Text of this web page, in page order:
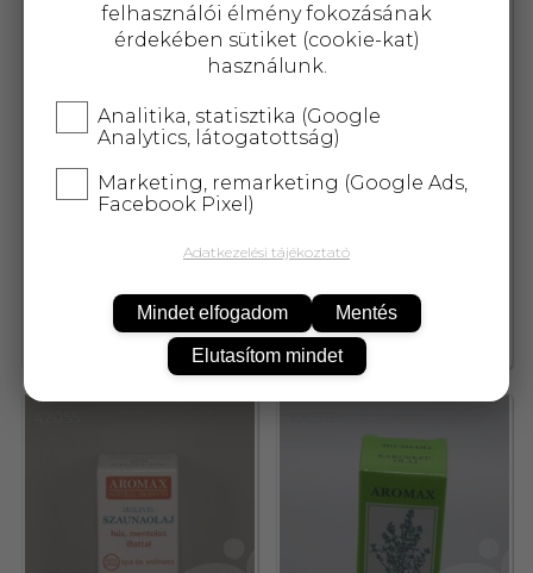
2 221,-
felhasználói élmény fokozásának
érdekében sütiket (cookie-kat)
használunk.
Analitika, statisztika (Google
Analytics, látogatottság)
Marketing, remarketing (Google Ads,
Facebook Pixel)
Adatkezelési tájékoztató
Mindet elfogadom Mentés
Elutasítom mindet